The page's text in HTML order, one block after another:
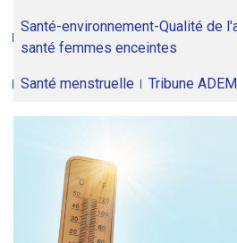
Santé-environnement-Qualité de
santé femmes enceintes
Santé menstruelle Tribune